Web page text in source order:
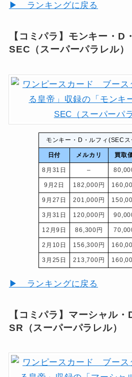
▶ ランキングに戻る
【コミパラ】モンキー・
SEC（スーパーパラレル）
モンキー・D・ルフィ(SEC
日付 メルカリ 買取
8月31日 –
9月2日 182,000円
9月27日 201,000円
3月31日 120,000円
12月9日 86,300円
2月10日 156,300円
3月25日 213,700円
▶ ランキングに戻る
【コミパラ】マーシャル
SR（スーパーパラレル）